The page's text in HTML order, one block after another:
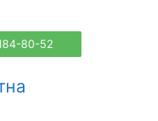
80-52